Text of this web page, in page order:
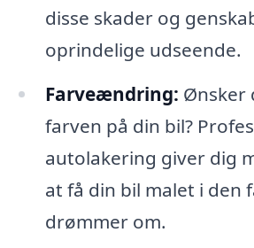
disse skader og
oprindelige udseende.
Farveændring: Ønsker
farven på din bil?
autolakering giver dig
at få din bil malet i den
drømmer om.